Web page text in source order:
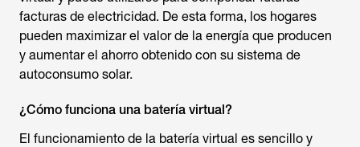
facturas de electricidad. De esta forma, los hogares
pueden maximizar el valor de la energía que producen
y aumentar el ahorro obtenido con su sistema de
autoconsumo solar.
¿Cómo funciona una batería virtual?
El funcionamiento de la batería virtual es sencillo y